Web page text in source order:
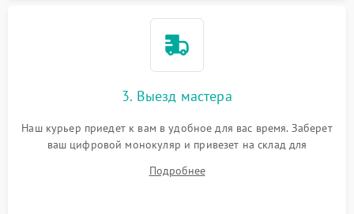
3. Выезд мастера
Наш курьер приедет к вам в удобное для вас время. Заберет
ваш цифровой монокуляр и привезет на склад для
Подробнее